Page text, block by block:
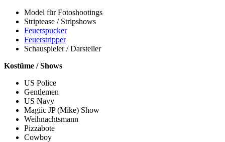
Model für Fotoshootings
Striptease / Stripshows
Feuerspucker
Feuerstripper
Schauspieler / Darsteller
Kostüme / Shows
US Police
Gentlemen
US Navy
Magiic JP (Mike) Show
Weihnachtsmann
Pizzabote
Cowboy